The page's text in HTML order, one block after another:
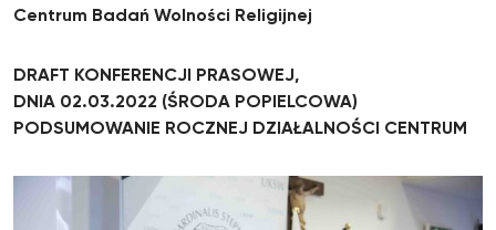
Centrum Badań Wolności Religijnej
DRAFT KONFERENCJI PRASOWEJ,
DNIA 02.03.2022 (ŚRODA POPIELCOWA)
PODSUMOWANIE ROCZNEJ DZIAŁALNOŚCI CENTRUM